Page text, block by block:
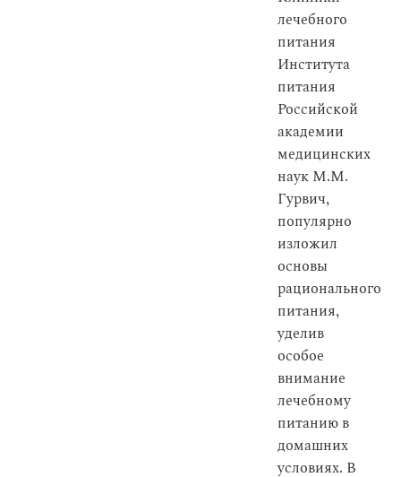
лечебного
питания
Института
питания
Российской
академии
медицинских
наук М.М.
Гурвич,
популярно
изложил
основы
рационального
питания,
уделив
особое
внимание
лечебному
питанию в
домашних
условиях. В